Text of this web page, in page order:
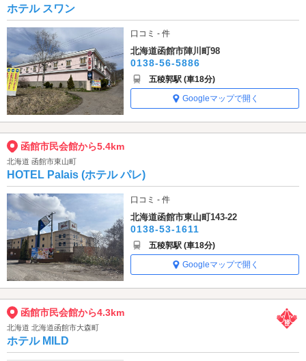
ホテル スワン
口コミ - 件
北海道函館市陣川町98
0138-56-5886
五稜郭駅 (車18分)
Googleマップで開く
函館市民会館から5.4km
北海道 函館市東山町
HOTEL Palais (ホテル パレ)
口コミ - 件
北海道函館市東山町143-22
0138-53-1611
五稜郭駅 (車18分)
Googleマップで開く
函館市民会館から4.3km
北海道 北海道函館市大森町
ホテル MILD